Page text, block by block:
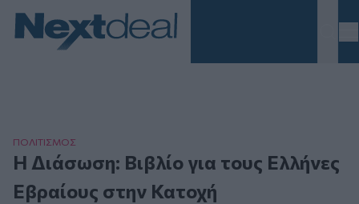
ΠΟΛΙΤΙΣΜΟΣ
Η Διάσωση: Bιβλίο για τoυς Ελλήνες
Εβραίους στην Κατοχή